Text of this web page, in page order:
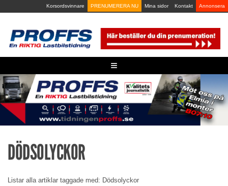
to
Korsordsvinnare PRENUMERERA NU Mina sidor Kontakt Annonsera
≡
DÖDSOLYCKOR
Listar alla artiklar taggade med: Dödsolyckor